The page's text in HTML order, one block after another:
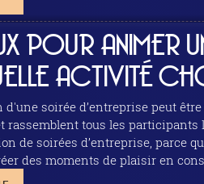
POUR ANIMER
ACTIVITÉ
d'une soirée d’entreprise peut
rassemblent tous les participants
de soirées d’entreprise, parce
des moments de plaisir en